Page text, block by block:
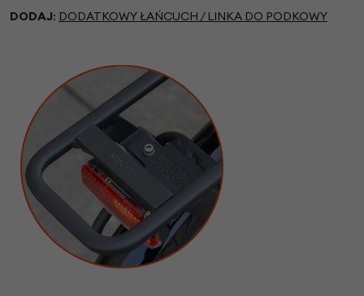
DODAJ: DODATKOWY ŁAŃCUCH / LINKA DO PODKOWY